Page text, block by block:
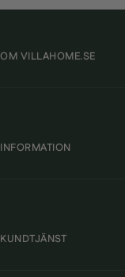
OM VILLAHOME.SE
INFORMATION
KUNDTJÄNST